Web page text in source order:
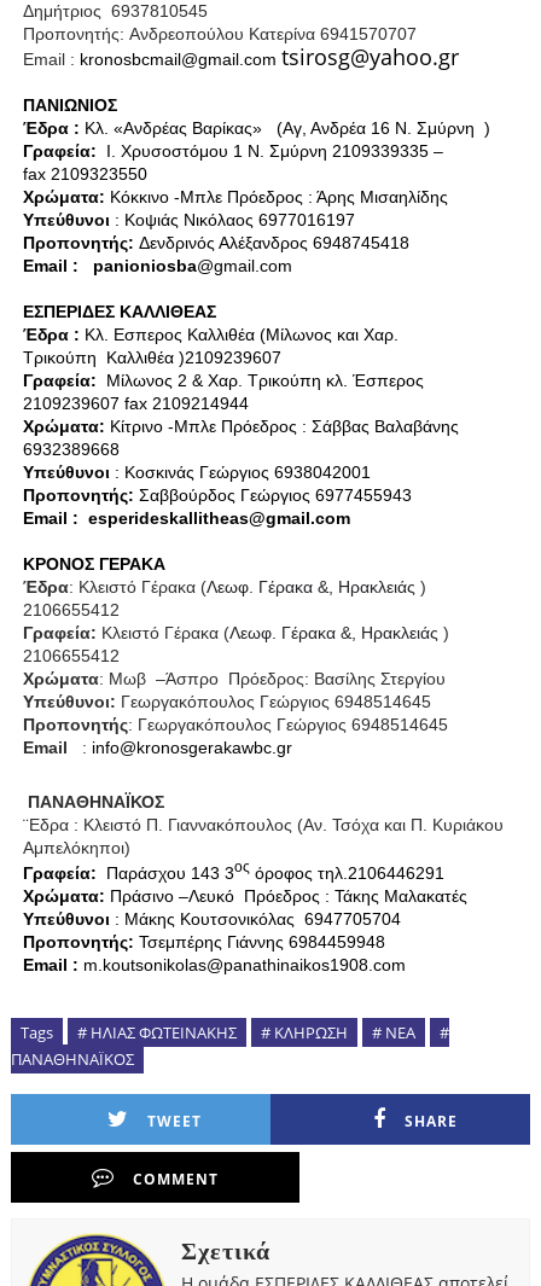
Δημήτριος 6937810545
Προπονητής: Aνδρεοπούλου Κατερίνα 6941570707
Email : kronosbcmail@gmail.com tsirosg@yahoo.gr
ΠΑΝΙΩΝΙΟΣ
Έδρα : Κλ. «Ανδρέας Βαρίκας» (Αγ, Ανδρέα 16 Ν. Σμύρνη )
Γραφεία:
Ι. Χρυσοστόμου 1 Ν. Σμύρνη 2109339335 –
fax2109323550
Xρώματα: Kόκκινο -Μπλε Πρόεδρος : Άρης Μισαηλίδης
Υπεύθυνοι : Κοψιάς Νικόλαος 6977016197
Προπονητής: Δενδρινός Αλέξανδρος 6948745418
Email : panioniosba@gmail.com
ΕΣΠΕΡΙΔΕΣ ΚΑΛΛΙΘΕΑΣ
Έδρα : Κλ. Εσπερος Καλλιθέα (Μίλωνος και Χαρ.
Τρικούπη
Καλλιθέα )2109239607
Γραφεία:
Μίλωνος 2 & Χαρ. Τρικούπη κλ. Έσπερος
2109239607 fax2109214944
Xρώματα: Kίτρινο -Μπλε Πρόεδρος : Σάββας Βαλαβάνης
6932389668
Υπεύθυνοι : Κοσκινάς Γεώργιος 6938042001
Προπονητής: Σαββούρδος Γεώργιος 6977455943
Email : esperideskallitheas@gmail.com
ΚΡΟΝΟΣ ΓΕΡΑΚΑ
Έδρα: Κλειστό Γέρακα (Λεωφ. Γέρακα &, Ηρακλειάς )
2106655412
Γραφεία: Κλειστό Γέρακα (Λεωφ. Γέρακα &, Ηρακλειάς )
2106655412
Χρώματα: Μωβ –Άσπρο Πρόεδρος: Βασίλης Στεργίου
Υπεύθυνοι: Γεωργακόπουλος Γεώργιος 6948514645
Προπονητής: Γεωργακόπουλος Γεώργιος 6948514645
Email
: info@kronosgerakawbc.gr
ΠΑΝΑΘΗΝΑΪΚΟΣ
¨Εδρα : Κλειστό Π. Γιαννακόπουλος (Αν. Τσόχα και Π. Κυριάκου
Αμπελόκηποι)
Γραφεία:
Παράσχου 143 3οςόροφος τηλ.2106446291
Xρώματα: Πράσινο –Λευκό Πρόεδρος : Τάκης Μαλακατές
Υπεύθυνοι : Μάκης Κουτσονικόλας 6947705704
Προπονητής: Τσεμπέρης Γιάννης 6984459948
Email : m.koutsonikolas@panathinaikos1908.com
Tags # ΗΛΙΑΣ ΦΩΤΕΙΝΑΚΗΣ # ΚΛΗΡΩΣΗ # ΝΕΑ
#
ΠΑΝΑΘΗΝΑΪΚΟΣ
TWEET SHARE
COMMENT
Σχετικά